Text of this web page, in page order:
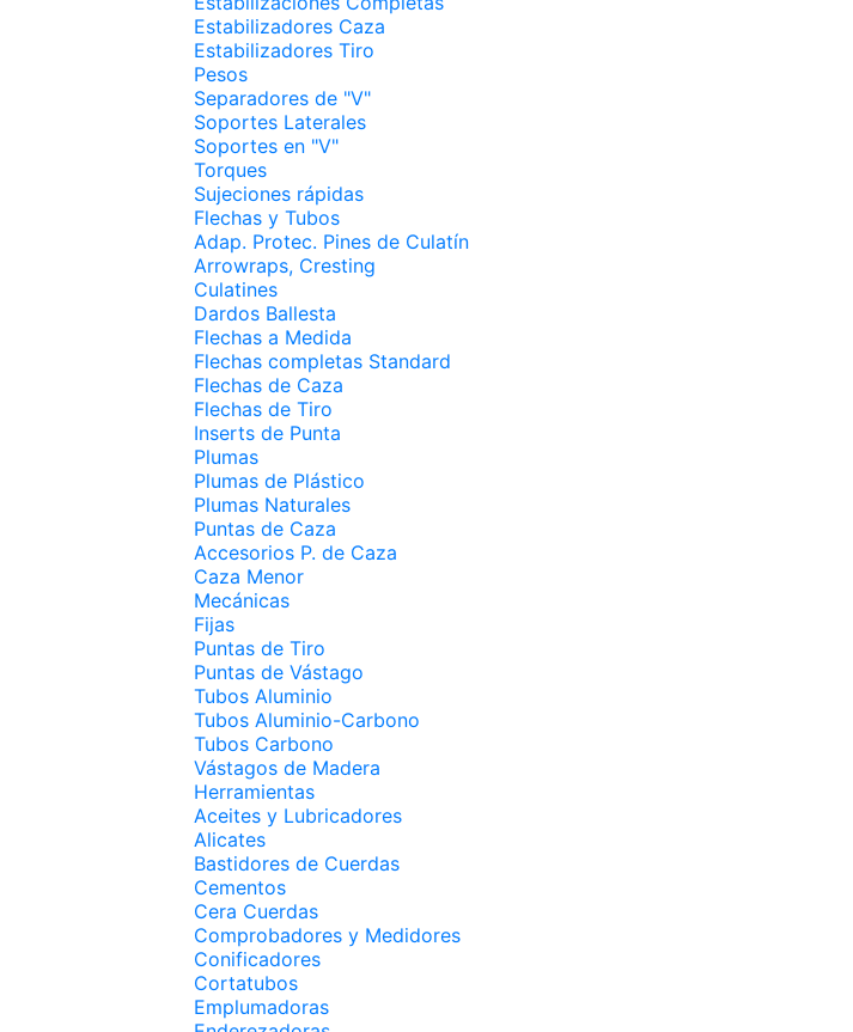
Estabilizadores Caza
Estabilizadores Tiro
Pesos
Separadores de "V"
Soportes Laterales
Soportes en "V"
Torques
Sujeciones rápidas
Flechas y Tubos
Adap. Protec. Pines de Culatín
Arrowraps, Cresting
Culatines
Dardos Ballesta
Flechas a Medida
Flechas completas Standard
Flechas de Caza
Flechas de Tiro
Inserts de Punta
Plumas
Plumas de Plástico
Plumas Naturales
Puntas de Caza
Accesorios P. de Caza
Caza Menor
Mecánicas
Fijas
Puntas de Tiro
Puntas de Vástago
Tubos Aluminio
Tubos Aluminio-Carbono
Tubos Carbono
Vástagos de Madera
Herramientas
Aceites y Lubricadores
Alicates
Bastidores de Cuerdas
Cementos
Cera Cuerdas
Comprobadores y Medidores
Conificadores
Cortatubos
Emplumadoras